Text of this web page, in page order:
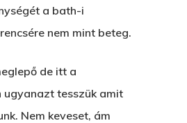
a bath-i
nem mint beteg.
de itt a
ugyanazt tesszük amit
Nem keveset, ám